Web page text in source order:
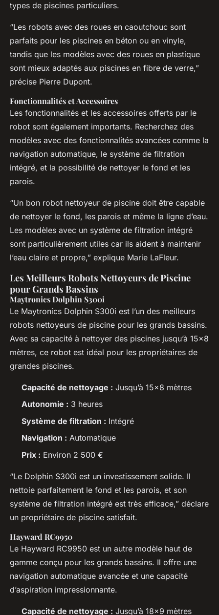
types de piscines particuliers.
“Les robots avec des roues en caoutchouc sont
parfaits pour les piscines en béton ou en vinyle,
tandis que les modèles avec des roues en plastique
sont mieux adaptés aux piscines en fibre de verre,”
précise Pierre Dupont.
Fonctionnalités et Accessoires
Les fonctionnalités et les accessoires offerts par le
robot sont également importants. Recherchez des
modèles avec des fonctionnalités avancées comme la
navigation automatique, le système de filtration
intégré, et la possibilité de nettoyer le fond et les
parois.
“Un bon robot nettoyeur de piscine doit être capable
de nettoyer le fond, les parois et même la ligne d’eau.
Les modèles avec un système de filtration intégré
sont particulièrement utiles car ils aident à maintenir
l’eau claire et propre,” explique Marie LaFleur.
Les Meilleurs Robots Nettoyeurs de Piscine
pour Grands Bassins
Maytronics Dolphin S300i
Le Maytronics Dolphin S300i est l’un des meilleurs
robots nettoyeurs de piscine pour les grands bassins.
Avec sa capacité à nettoyer des piscines jusqu’à 15×8
mètres, ce robot est idéal pour les propriétaires de
grandes piscines.
Capacité de nettoyage : Jusqu’à 15×8 mètres
Autonomie : 3 heures
Système de filtration : Intégré
Navigation : Automatique
Prix : Environ 2 500 €
“Le Dolphin S300i est un investissement solide. Il
nettoie parfaitement le fond et les parois, et son
système de filtration intégré est très efficace,” déclare
un propriétaire de piscine satisfait.
Hayward RC9950
Le Hayward RC9950 est un autre modèle haut de
gamme conçu pour les grands bassins. Il offre une
navigation automatique avancée et une capacité
d’aspiration impressionnante.
Capacité de nettoyage : Jusqu’à 18×9 mètres